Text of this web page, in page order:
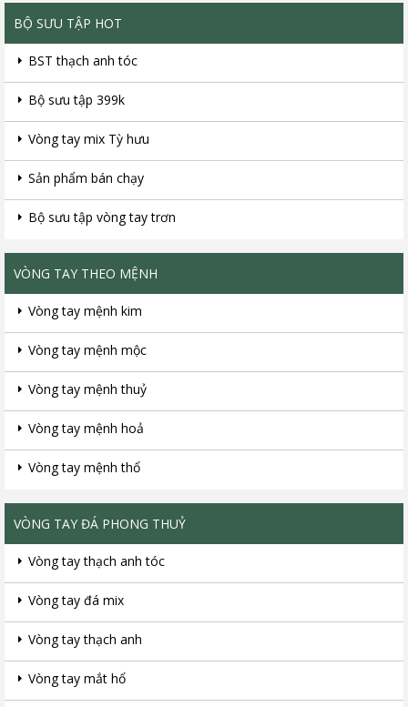
BỘ SƯU TẬP HOT
BST thạch anh tóc
Bộ sưu tập 399k
Vòng tay mix Tỳ hưu
Sản phẩm bán chạy
Bộ sưu tập vòng tay trơn
VÒNG TAY THEO MỆNH
Vòng tay mệnh kim
Vòng tay mệnh mộc
Vòng tay mệnh thuỷ
Vòng tay mệnh hoả
Vòng tay mệnh thổ
VÒNG TAY ĐÁ PHONG THUỶ
Vòng tay thạch anh tóc
Vòng tay đá mix
Vòng tay thạch anh
Vòng tay mắt hổ